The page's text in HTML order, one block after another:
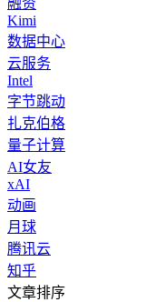
Kimi
数据中心
云服务
Intel
字节跳动
扎克伯格
量子计算
AI女友
xAI
动画
月球
腾讯云
知乎
文章排序